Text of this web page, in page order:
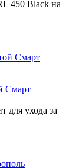
450 Black на
Смарт
для ухода за